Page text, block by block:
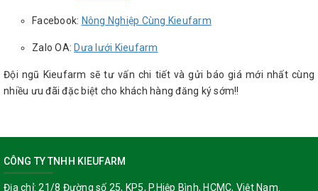
Facebook: Nông Nghiệp Cùng Kieufarm
Zalo OA: Dưa lưới Kieufarm
Đội ngũ Kieufarm sẽ tư vấn chi tiết và gửi báo giá mới nhất cùng
nhiều ưu đãi đặc biệt cho khách hàng đăng ký sớm!!
CÔNG TY TNHH KIEUFARM
Địa chỉ: 21/8 Đường số 25, KP5, P.Hiệp Bình, HCMC, Việt Nam.